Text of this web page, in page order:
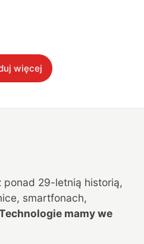
więcej
ponad 29-letnią historią,
smartfonach,
mamy we